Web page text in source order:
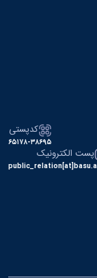
کدپستی
۶۵۱۷۸-۳۸۶۹۵
پست الکترونیک